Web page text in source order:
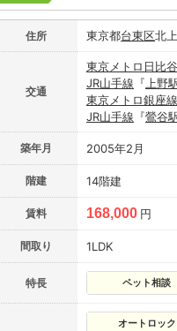
住所 東京都台東区北
交通
東京メトロ日比
JR山手線 『上野
東京メトロ銀座線
JR山手線 『鶯谷
築年月 2005年2月
階建 14階建
賃料 168,000 円
間取り 1LDK
特長 ペット相談
オートロック